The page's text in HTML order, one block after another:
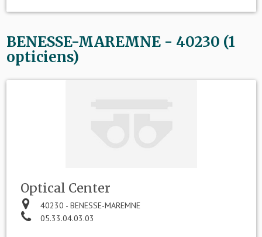
BENESSE-MAREMNE - 40230 (1
opticiens)
Optical Center
40230 - BENESSE-MAREMNE
05.33.04.03.03